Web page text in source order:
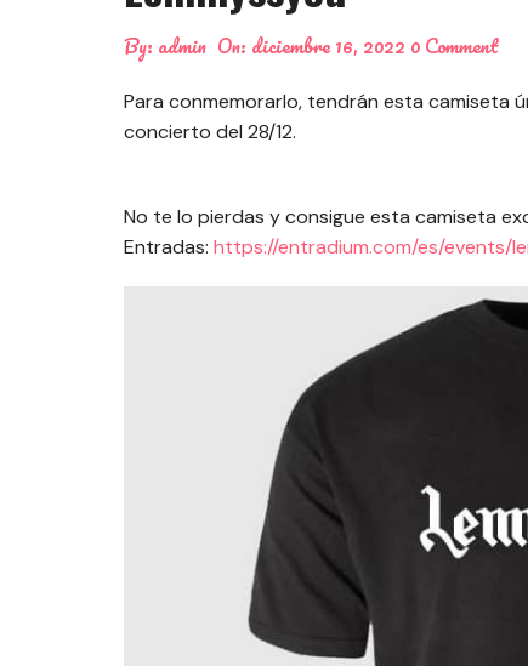
By: admin On: diciembre 16, 2022 0 Comment
Para conmemorarlo, tendrán esta camiseta
concierto del 28/12.
No te lo pierdas y consigue esta camiseta
Entradas: https://entradium.com/es/events/